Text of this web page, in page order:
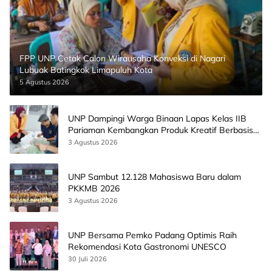
FPP UNP Cetak Calon Wirausaha Konveksi di Nagari
Lubuak Batingkok Limapuluh Kota
5 Agustus 2026
UNP Dampingi Warga Binaan Lapas Kelas IIB
Pariaman Kembangkan Produk Kreatif Berbasis
AI
3 Agustus 2026
UNP Sambut 12.128 Mahasiswa Baru dalam
PKKMB 2026
3 Agustus 2026
UNP Bersama Pemko Padang Optimis Raih
Rekomendasi Kota Gastronomi UNESCO
30 Juli 2026